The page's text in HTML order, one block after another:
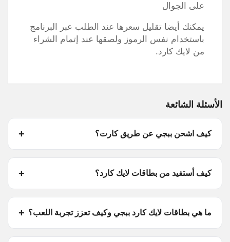
على الجوال
يمكنك أيضا تقليل سعرها عند الطلب عبر البرنامج
باستخدام نفس الرموز ولصقها عند إتمام الشراء
من لايك كارد.
الأسئلة الشائعة
كيف اشحن ببجي عن طريق كارت؟
كيف أستفيد من بطاقات لايك كارد؟
ما هي بطاقات لايك كارد ببجي وكيف تعزز تجربة اللعب؟